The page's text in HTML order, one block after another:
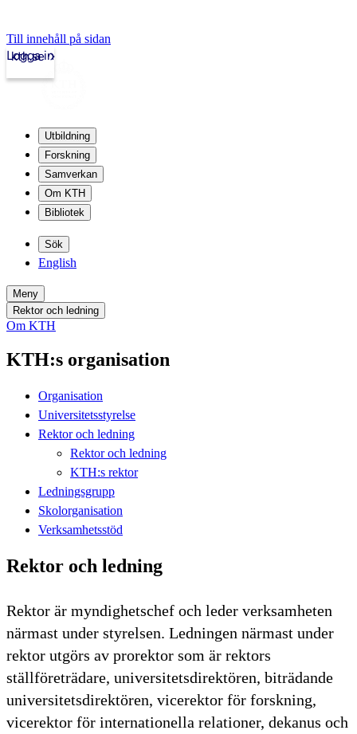
Till innehåll på sidan
kth.se
Logga in
Utbildning
Forskning
Samverkan
Om KTH
Bibliotek
Sök
English
Meny
Rektor och ledning
Om KTH
KTH:s organisation
Organisation
Universitetsstyrelse
Rektor och ledning
Rektor och ledning
KTH:s rektor
Ledningsgrupp
Skolorganisation
Verksamhetsstöd
Rektor och ledning
Rektor är myndighetschef och leder verksamheten
närmast under styrelsen. Ledningen närmast under
rektor utgörs av prorektor som är rektors
ställföreträdare, universitetsdirektören, biträdande
universitetsdirektören, vicerektor för forskning,
vicerektor för internationella relationer, dekanus och